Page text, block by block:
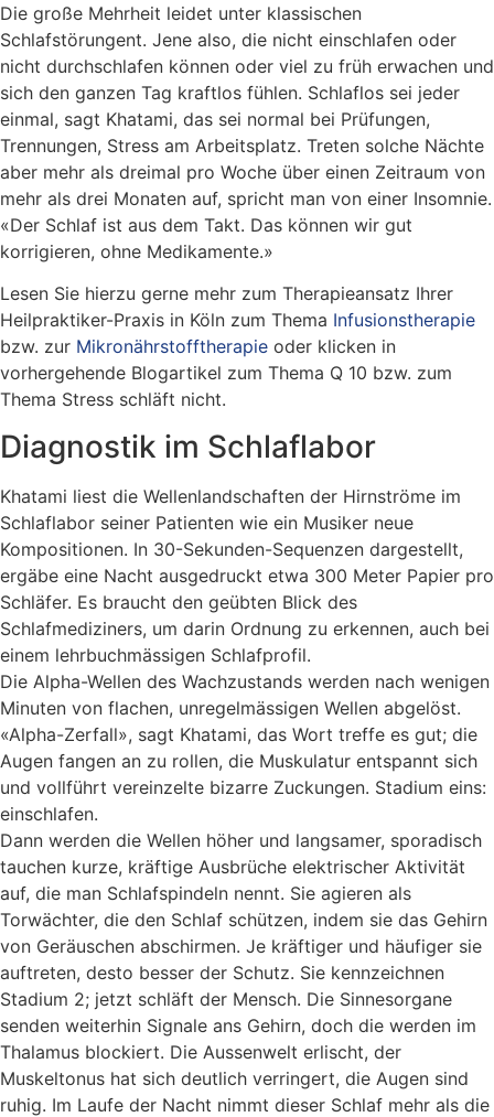
Die große Mehrheit leidet unter klassischen
Schlafstörungent. Jene also, die nicht einschlafen oder
nicht durchschlafen können oder viel zu früh erwachen und
sich den ganzen Tag kraftlos fühlen. Schlaflos sei jeder
einmal, sagt Khatami, das sei normal bei Prüfungen,
Trennungen, Stress am Arbeitsplatz. Treten solche Nächte
aber mehr als dreimal pro Woche über einen Zeitraum von
mehr als drei Monaten auf, spricht man von einer Insomnie.
«Der Schlaf ist aus dem Takt. Das können wir gut
korrigieren, ohne Medikamente.»
Lesen Sie hierzu gerne mehr zum Therapieansatz Ihrer
Heilpraktiker-Praxis in Köln zum Thema Infusionstherapie
bzw. zur Mikronährstofftherapie oder klicken in
vorhergehende Blogartikel zum Thema Q 10 bzw. zum
Thema Stress schläft nicht.
Diagnostik im Schlaflabor
Khatami liest die Wellenlandschaften der Hirnströme im
Schlaflabor seiner Patienten wie ein Musiker neue
Kompositionen. In 30-Sekunden-Sequenzen dargestellt,
ergäbe eine Nacht ausgedruckt etwa 300 Meter Papier pro
Schläfer. Es braucht den geübten Blick des
Schlafmediziners, um darin Ordnung zu erkennen, auch bei
einem lehrbuchmässigen Schlafprofil.
Die Alpha-Wellen des Wachzustands werden nach wenigen
Minuten von flachen, unregelmässigen Wellen abgelöst.
«Alpha-Zerfall», sagt Khatami, das Wort treffe es gut; die
Augen fangen an zu rollen, die Muskulatur entspannt sich
und vollführt vereinzelte bizarre Zuckungen. Stadium eins:
einschlafen.
Dann werden die Wellen höher und langsamer, sporadisch
tauchen kurze, kräftige Ausbrüche elektrischer Aktivität
auf, die man Schlafspindeln nennt. Sie agieren als
Torwächter, die den Schlaf schützen, indem sie das Gehirn
von Geräuschen abschirmen. Je kräftiger und häufiger sie
auftreten, desto besser der Schutz. Sie kennzeichnen
Stadium 2; jetzt schläft der Mensch. Die Sinnesorgane
senden weiterhin Signale ans Gehirn, doch die werden im
Thalamus blockiert. Die Aussenwelt erlischt, der
Muskeltonus hat sich deutlich verringert, die Augen sind
ruhig. Im Laufe der Nacht nimmt dieser Schlaf mehr als die